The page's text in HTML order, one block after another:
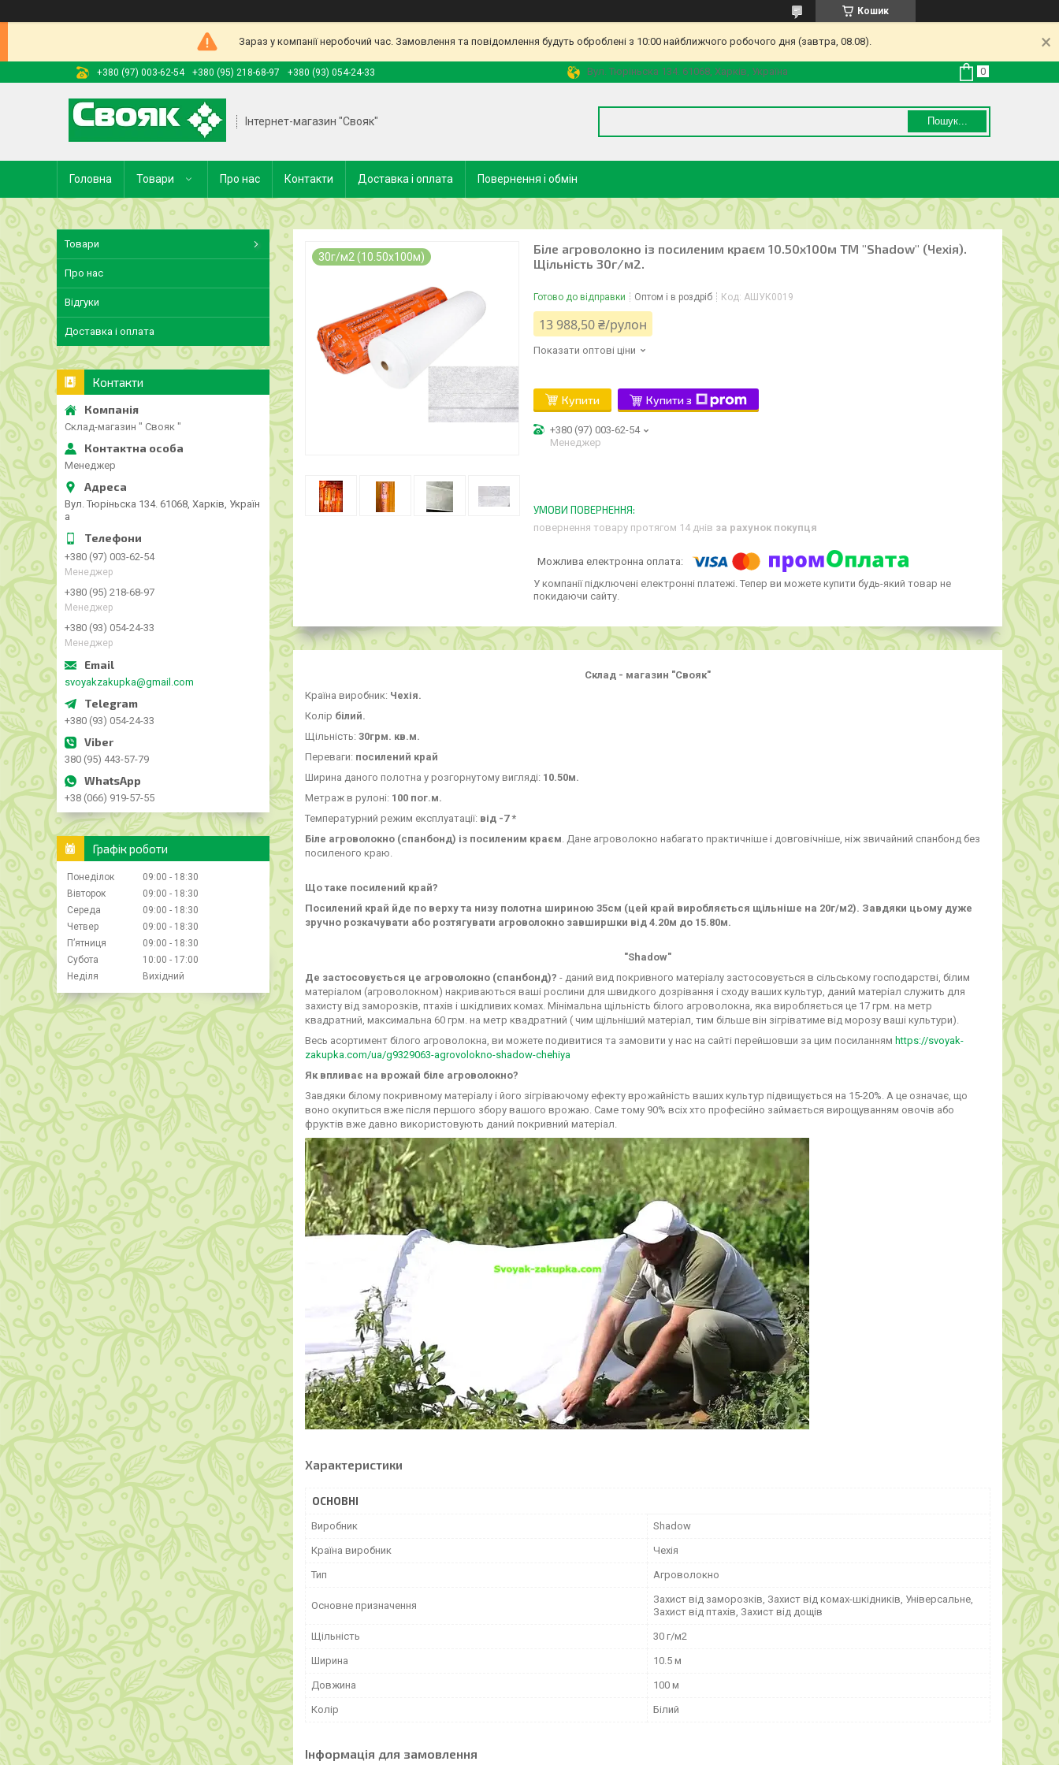
Кошик
Зараз у компанії неробочий час. Замовлення та повідомлення будуть оброблені з 10:00 найближчого робочого дня (завтра, 08.08).
+380 (97) 003-62-54 +380 (95) 218-68-97 +380 (93) 054-24-33 Вул. Тюріньска 134. 61068, Харків, Україна
Інтернет-магазин "Свояк" Пошук...
Головна Товари Про нас Контакти Доставка і оплата Повернення і обмін
30г/м2 (10.50х100м)
Біле агроволокно із посиленим краєм 10.50х100м ТМ "Shadow" (Чехія).
Щільність 30г/м2.
Готово до відправки Оптом і в роздріб Код: АШУК0019
13 988,50 ₴/рулон
Показати оптові ціни
Купити Купити з
+380 (97) 003-62-54
Менеджер
повернення товару протягом 14 днів за рахунок покупця
У компанії підключені електронні платежі. Тепер ви можете купити будь-який товар не
покидаючи сайту.
Склад - магазин "Свояк"
Країна виробник: Чехія.
Колір білий.
Щільність: 30грм. кв.м.
Переваги: посилений край
Ширина даного полотна у розгорнутому вигляді: 10.50м.
Метраж в рулоні: 100 пог.м.
Температурний режим експлуатації: від -7 *
Біле агроволокно (спанбонд) із посиленим краєм . Дане агроволокно набагато практичніше і довговічніше, ніж звичайний спанбонд без
посиленого краю.
Що таке посилений край?
Посилений край йде по верху та низу полотна шириною 35см (цей край виробляється щільніше на 20г/м2). Завдяки цьому дуже
зручно розкачувати або розтягувати агроволокно завширшки від 4.20м до 15.80м.
"Shadow"
Де застосовується це агроволокно (спанбонд)? - даний вид покривного матеріалу застосовується в сільському господарстві, білим
матеріалом (агроволокном) накриваються ваші рослини для швидкого дозрівання і сходу ваших культур, даний матеріал служить для
захисту від заморозків, птахів і шкідливих комах. Мінімальна щільність білого агроволокна, яка виробляється це 17 грм. на метр
квадратний, максимальна 60 грм. на метр квадратний ( чим щільніший матеріал, тим більше він зігріватиме від морозу ваші культури).
Весь асортимент білого агроволокна, ви можете подивитися та замовити у нас на сайті перейшовши за цим посиланням https://svoyak-
zakupka.com/ua/g9329063-agrovolokno-shadow-chehiya
Як впливає на врожай біле агроволокно?
Завдяки білому покривному матеріалу і його зігріваючому ефекту врожайність ваших культур підвищується на 15-20%. А це означає, що
воно окупиться вже після першого збору вашого врожаю. Саме тому 90% всіх хто професійно займається вирощуванням овочів або
фруктів вже давно використовують даний покривний матеріал.
Характеристики
ОСНОВНІ
Виробник Shadow
Країна виробник Чехія
Тип Агроволокно
Основне призначення
Захист від заморозків, Захист від комах-шкідників, Універсальне,
Захист від птахів, Захист від дощів
Щільність 30 г/м2
Ширина 10.5 м
Довжина 100 м
Колір Білий
Інформація для замовлення
Товари
Про нас
Відгуки
Доставка і оплата
Контакти
Склад-магазин " Свояк "
Менеджер
Вул. Тюріньска 134. 61068, Харків, Україн
а
+380 (97) 003-62-54
Менеджер
+380 (95) 218-68-97
Менеджер
+380 (93) 054-24-33
Менеджер
svoyakzakupka@gmail.com
+380 (93) 054-24-33
380 (95) 443-57-79
+38 (066) 919-57-55
Графік роботи
Понеділок 09:00
18:30
Вівторок
09:00
18:30
Середа
09:00
18:30
Четвер
09:00
18:30
Пʼятниця
09:00
18:30
Субота
10:00
17:00
Неділя
Вихідний